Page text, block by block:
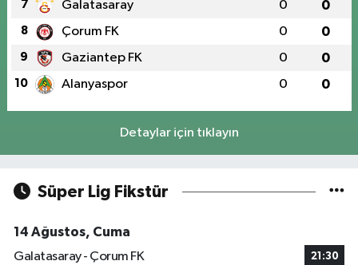
7 Galatasaray 0 0
8 Çorum FK 0 0
9 Gaziantep FK 0 0
10 Alanyaspor 0 0
Detaylar için tıklayın
Süper Lig Fikstür
14 Ağustos, Cuma
Galatasaray - Çorum FK
21:30